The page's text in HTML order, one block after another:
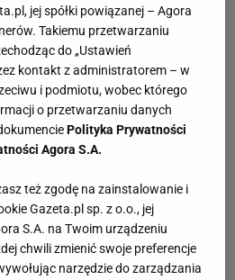
jej spółki powiązanej – Agora
Takiemu przetwarzaniu
do „Ustawień
kontakt z administratorem – w
i podmiotu, wobec którego
o przetwarzaniu danych
Polityka Prywatności
Agora S.A.
też zgodę na zainstalowanie i
Gazeta.pl sp. z o.o., jej
S.A. na Twoim urządzeniu
chwili zmienić swoje preferencje
narzędzie do zarządzania